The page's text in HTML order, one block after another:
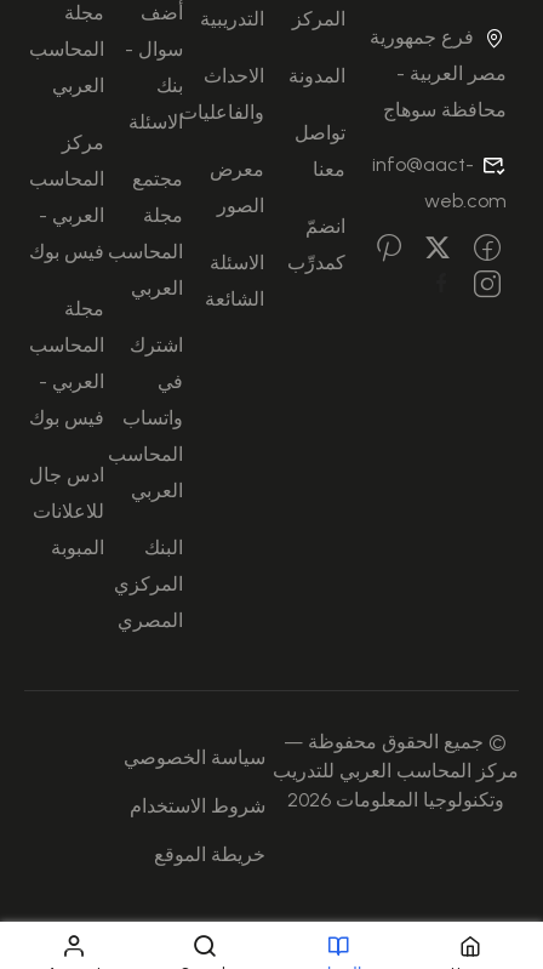
فرع جمهورية
مصر العربية -
محافظة سوهاج
info@aact-
web.com
المركز
المدونة
تواصل
معنا
انضمّ
كمدرِّب
التدريبية
الاحداث
والفاعليات
معرض
الصور
الاسئلة
الشائعة
أضف
سوال -
بنك
الاسئلة
مجتمع
مجلة
المحاسب
العربي
اشترك
في
واتساب
المحاسب
العربي
البنك
المركزي
المصري
مجلة
المحاسب
العربي
مركز
المحاسب
العربي -
فيس بوك
مجلة
المحاسب
العربي -
فيس بوك
ادس جال
للاعلانات
المبوبة
© جميع الحقوق محفوظة —
مركز المحاسب العربي للتدريب
وتكنولوجيا المعلومات 2026
سياسة الخصوصي
شروط الاستخدام
خريطة الموقع